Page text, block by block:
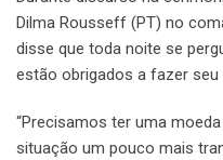
Dilma Rousseff (PT) no
disse que toda noite se
estão obrigados a fazer
“Precisamos ter uma
situação um pouco mais